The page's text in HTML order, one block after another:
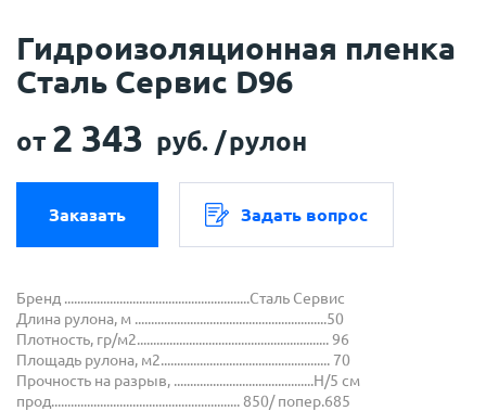
Гидроизоляционная пленка
Сталь Сервис D96
от 2 343 руб. /рулон
Заказать Задать вопрос
Бренд .........................................................Сталь Сервис
Длина рулона, м ...........................................................50
Плотность, гр/м2........................................................... 96
Площадь рулона, м2.................................................... 70
Прочность на разрыв, ...........................................Н/5 см
прод.......................................................... 850/ попер.685